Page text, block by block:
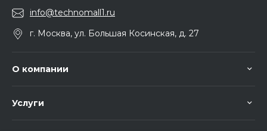
info@technomall1.ru
г. Москва, ул. Большая Косинская, д. 27
О компании
Услуги